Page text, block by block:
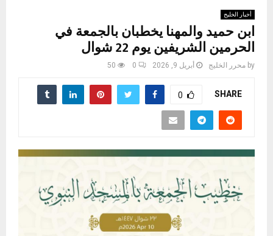
أخبار الخليج
ابن حميد والمهنا يخطبان بالجمعة في
الحرمين الشريفين يوم 22 شوال
by محرر الخليج أبريل 9, 2026 0
50
SHARE
0